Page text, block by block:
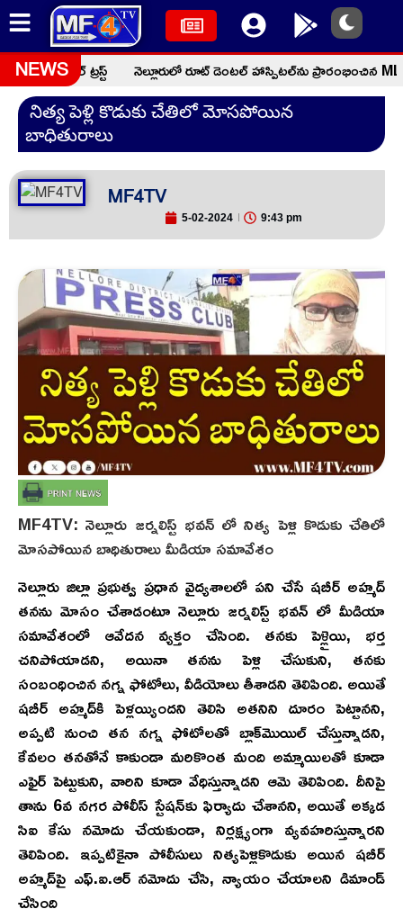
NEWS
చారిటబుల్ ట్రస్ట్ నెల్లూరులో రూట్ డెంటల్ హాస్పిటల్‌ను ప్రారంభించిన
నిత్య పెళ్లి కొడుకు చేతిలో మోసపోయిన
బాధితురాలు
MF4TV
5-02-2024 9:43 pm
MF4TV: నెల్లూరు జర్నలిస్ట్ భవన్ లో నిత్య పెళ్లి కొడుకు చేతిలో
మోసపోయిన బాధితురాలు మీడియా సమావేశం
నెల్లూరు జిల్లా ప్ర‌భుత్వ ప్ర‌ధాన వైద్య‌శాల‌లో ప‌ని చేసే ష‌బీర్ అహ్మ‌ద్
త‌న‌ను మోసం చేశాడంటూ నెల్లూరు జర్నలిస్ట్ భవన్ లో మీడియా
సమావేశంలో ఆవేద‌న వ్య‌క్తం చేసింది. త‌న‌కు పెళ్లైయి, భ‌ర్త
చ‌నిపోయాడ‌ని, అయినా త‌న‌ను పెళ్లి చేసుకుని, త‌న‌కు
సంబంధించిన న‌గ్న ఫోటోలు, వీడియోలు తీశాడ‌ని తెలిపింది. అయితే
ష‌బీర్ అహ్మ‌ద్‌కి పెళ్ల‌య్యింద‌ని తెలిసి అత‌నిని దూరం పెట్టాన‌ని,
అప్ప‌టి నుంచి తన న‌గ్న ఫోటోల‌తో బ్లాక్‌మొయిల్ చేస్తున్నాడ‌ని,
కేవ‌లం త‌న‌తోనే కాకుండా మ‌రికొంత మంది అమ్మాయిల‌తో కూడా
ఎఫైర్ పెట్టుకుని, వారిని కూడా వేధిస్తున్నాడ‌ని ఆమె తెలిపింది. దీనిపై
తాను 6వ న‌గ‌ర పోలీస్ స్టేష‌న్‌కు ఫిర్యాదు చేశాన‌ని, అయితే అక్క‌డ
సిఐ కేసు న‌మోదు చేయ‌కుండా, నిర్ల‌క్ష్యంగా వ్య‌వ‌హ‌రిస్తున్నార‌ని
తెలిపింది. ఇప్ప‌టికైనా పోలీసులు నిత్య‌పెళ్లికొడుకు అయిన ష‌బీర్
అహ్మ‌ద్‌పై ఎఫ్‌.ఐ.ఆర్ న‌మోదు చేసి, న్యాయం చేయాల‌ని డిమాండ్
చేసింది